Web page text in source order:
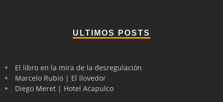
ULTIMOS POSTS
El libro en la mira de la desregulación
Marcelo Rubio | El llovedor
Diego Meret | Hotel Acapulco